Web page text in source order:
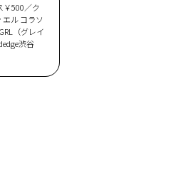
500／ク
ル コラソ
（グレイ
渋谷